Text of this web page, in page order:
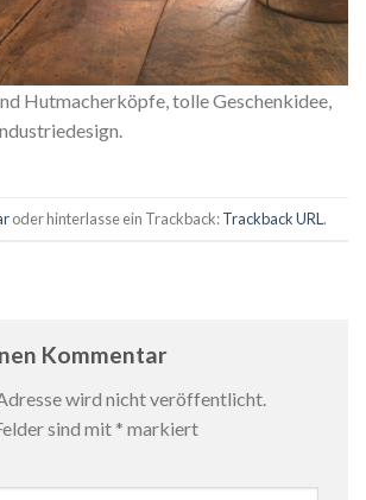
Hutmacherköpfe, tolle Geschenkidee,
oder hinterlasse ein Trackback:Trackback URL .
Kommentar
wird nicht veröffentlicht.
sind mit * markiert